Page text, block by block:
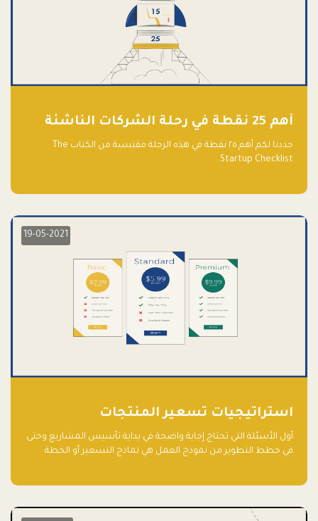
أهم 25 نقطة في رحلة الشركات الناشئة
حددنا لكم أهم ٢٥ نقطة في هذه الرحلة مقتبسة من الكتاب The
Startup Checklist.
19-05-2021
استراتيجيات تسعير المنتجات
أول الأسئلة التي تحتاج إجابة واضحة في بداية تأسيس المشاريع وحتى
في خطط التطوير من نموذج العمل هي نماذج التسعير أو الخطة